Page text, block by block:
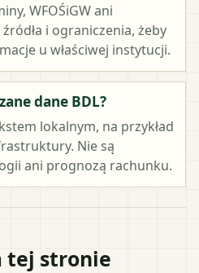
WFOŚiGW ani
i ograniczenia, żeby
u właściwej instytucji.
dane BDL?
lokalnym, na przykład
Nie są
ani prognozą rachunku.
tej stronie